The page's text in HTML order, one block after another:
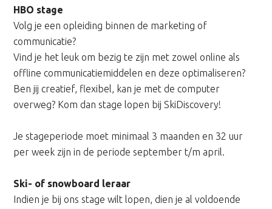
HBO stage
Volg je een opleiding binnen de marketing of
communicatie?
Vind je het leuk om bezig te zijn met zowel online als
offline communicatiemiddelen en deze optimaliseren?
Ben jij creatief, flexibel, kan je met de computer
overweg? Kom dan stage lopen bij SkiDiscovery!
Je stageperiode moet minimaal 3 maanden en 32 uur
per week zijn in de periode september t/m april.
Ski- of snowboard leraar
Indien je bij ons stage wilt lopen, dien je al voldoende